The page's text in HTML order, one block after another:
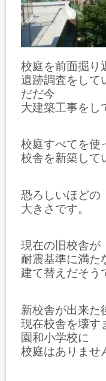
校庭を前面掘り
遺跡調査をして
だだ今
大建築工事をし
校庭すべてを使
校舎を新築して
恐ろしいほどの
大きさです。
現在の旧校舎が
耐震基準に満た
建て替えだそう
新校舎が出来た
現在校舎を壊す
園和小学校に
校庭はありませ